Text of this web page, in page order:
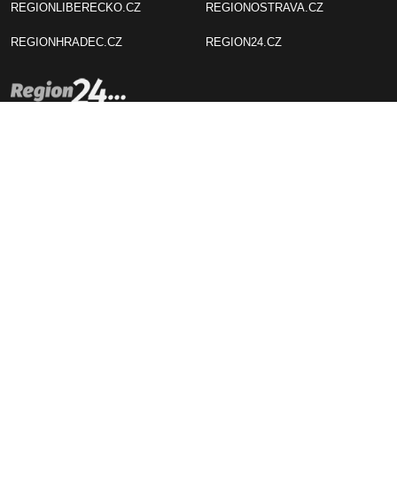
REGIONLIBERECKO.CZ
REGIONHRADEC.CZ
REGIONOSTRAVA.CZ
REGION24.CZ